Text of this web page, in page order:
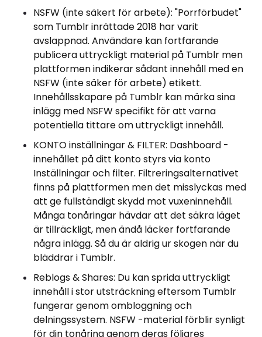
NSFW (inte säkert för arbete): "Porrförbudet"
som Tumblr inrättade 2018 har varit
avslappnad. Användare kan fortfarande
publicera uttryckligt material på Tumblr men
plattformen indikerar sådant innehåll med en
NSFW (inte säker för arbete) etikett.
Innehållsskapare på Tumblr kan märka sina
inlägg med NSFW specifikt för att varna
potentiella tittare om uttryckligt innehåll.
KONTO inställningar & FILTER: Dashboard -
innehållet på ditt konto styrs via konto
Inställningar och filter. Filtreringsalternativet
finns på plattformen men det misslyckas med
att ge fullständigt skydd mot vuxeninnehåll.
Många tonåringar hävdar att det säkra läget
är tillräckligt, men ändå läcker fortfarande
några inlägg. Så du är aldrig ur skogen när du
bläddrar i Tumblr.
Reblogs & Shares: Du kan sprida uttryckligt
innehåll i stor utsträckning eftersom Tumblr
fungerar genom ombloggning och
delningssystem. NSFW -material förblir synligt
för din tonåring genom deras följares